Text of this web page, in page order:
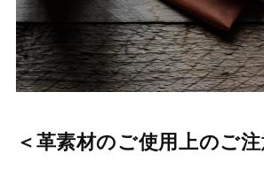
＜革素材のご使用上のご注